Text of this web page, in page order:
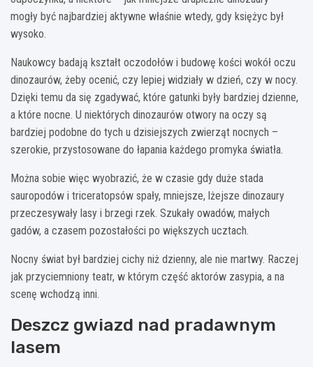
mogły być najbardziej aktywne właśnie wtedy, gdy księżyc był
wysoko.
Naukowcy badają kształt oczodołów i budowę kości wokół oczu
dinozaurów, żeby ocenić, czy lepiej widziały w dzień, czy w nocy.
Dzięki temu da się zgadywać, które gatunki były bardziej dzienne,
a które nocne. U niektórych dinozaurów otwory na oczy są
bardziej podobne do tych u dzisiejszych zwierząt nocnych –
szerokie, przystosowane do łapania każdego promyka światła.
Można sobie więc wyobrazić, że w czasie gdy duże stada
sauropodów i triceratopsów spały, mniejsze, lżejsze dinozaury
przeczesywały lasy i brzegi rzek. Szukały owadów, małych
gadów, a czasem pozostałości po większych ucztach.
Nocny świat był bardziej cichy niż dzienny, ale nie martwy. Raczej
jak przyciemniony teatr, w którym część aktorów zasypia, a na
scenę wchodzą inni.
Deszcz gwiazd nad pradawnym
lasem